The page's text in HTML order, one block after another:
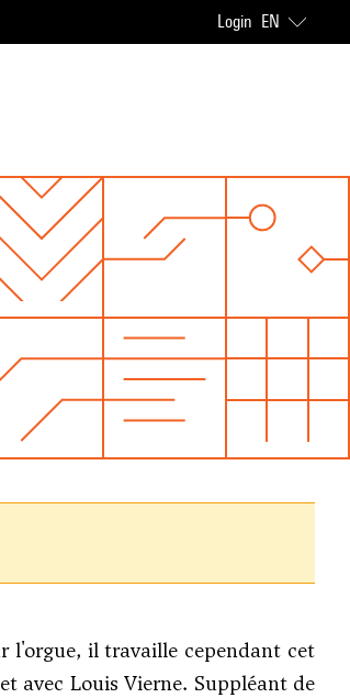
Login EN
l'orgue, il travaille cependant cet
avec Louis Vierne. Suppléant de